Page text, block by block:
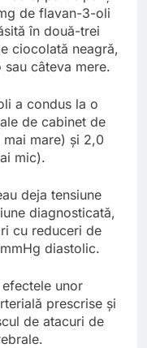
de flavan-3-oli
în două-trei
ciocolată neagră,
câteva mere.
a condus la o
de cabinet de
mare) și 2,0
mic).
deja tensiune
diagnosticată,
cu reduceri de
diastolic.
unor
prescrise și
de atacuri de